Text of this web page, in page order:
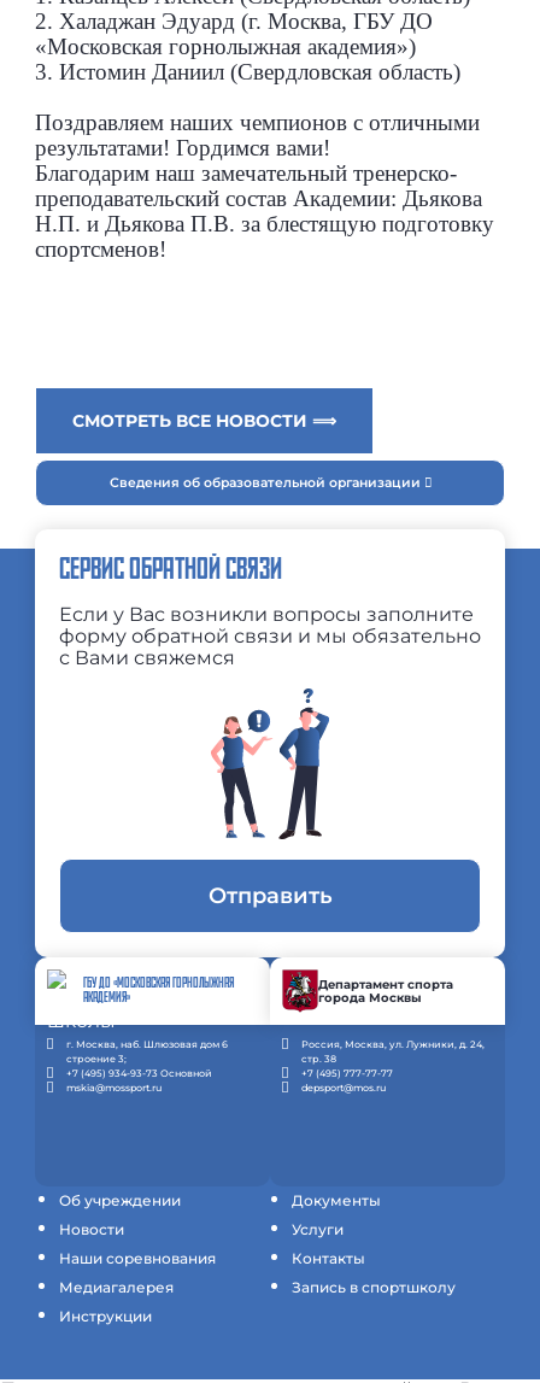
2. Халаджан Эдуард (г. Москва, ГБУ ДО
«Московская горнолыжная академия»)
3. Истомин Даниил (Свердловская область)
Поздравляем наших чемпионов с отличными
результатами! Гордимся вами!
Благодарим наш замечательный тренерско-
преподавательский состав Академии: Дьякова
Н.П. и Дьякова П.В. за блестящую подготовку
спортсменов!
СМОТРЕТЬ ВСЕ НОВОСТИ ⟹
Сведения об образовательной организации
Об учреждении
Новости
Наши соревнования
Медиагалерея
Инструкции
Документы
Услуги
Контакты
Запись в спортшколу
СЕРВИС ОБРАТНОЙ СВЯЗИ
Если у Вас возникли вопросы заполните
форму обратной связи и мы обязательно
с Вами свяжемся
Отправить
ГБУ ДО «МОСКОВСКАЯ ГОРНОЛЫЖНАЯ
АКАДЕМИЯ»
г. Москва, наб. Шлюзовая дом 6
строение 3;
+7 (495) 934-93-73 Основной
mskia@mossport.ru
Департамент спорта
города Москвы
Россия, Москва, ул. Лужники, д. 24,
стр. 38
+7 (495) 777-77-77
depsport@mos.ru